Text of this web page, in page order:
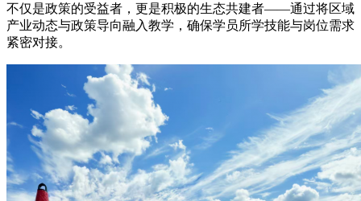
不仅是政策的受益者，更是积极的生态共建者——通过将区域
产业动态与政策导向融入教学，确保学员所学技能与岗位需求
紧密对接。